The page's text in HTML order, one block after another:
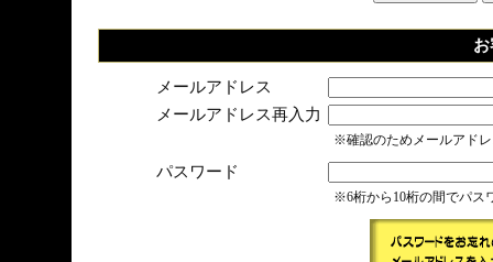
メールアドレス
メールアドレス再入力
※確認のためメールアド
パスワード
※6桁から10桁の間でパス